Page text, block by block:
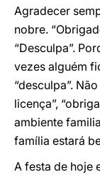
Agradecer
nobre.
“Desculpa”.
vezes alguém
“desculpa”.
licença”,
ambiente
família estará
A festa de hoje